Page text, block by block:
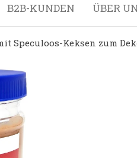
B2B-KUNDEN ÜBER
Speculoos-Keksen zum